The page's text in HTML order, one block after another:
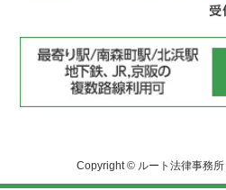
Copyright © ルート法律事務